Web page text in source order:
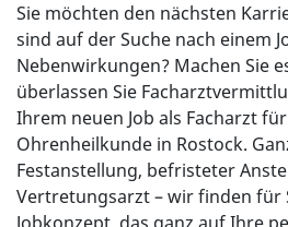
Sie möchten den nächsten
sind auf der Suche nach einem
Nebenwirkungen? Machen Sie
überlassen Sie
Ihrem neuen Job als Facharzt
Ohrenheilkunde in Rostock.
Festanstellung, befristeter
Vertretungsarzt – wir finden für